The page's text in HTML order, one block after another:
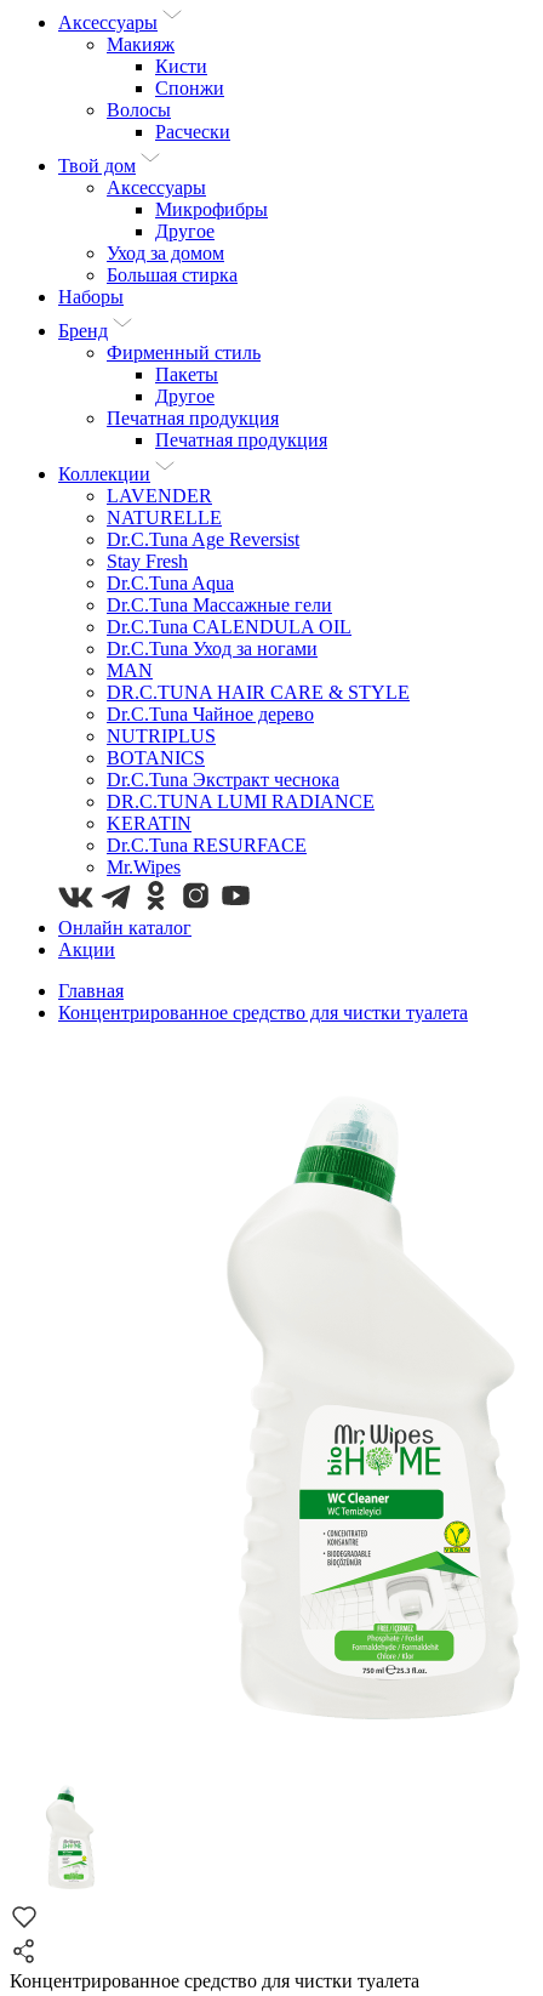
Аксессуары
Макияж
Кисти
Спонжи
Волосы
Расчески
Твой дом
Аксессуары
Микрофибры
Другое
Уход за домом
Большая стирка
Наборы
Бренд
Фирменный стиль
Пакеты
Другое
Печатная продукция
Печатная продукция
Коллекции
LAVENDER
NATURELLE
Dr.C.Tuna Age Reversist
Stay Fresh
Dr.C.Tuna Aqua
Dr.C.Tuna Массажные гели
Dr.C.Tuna CALENDULA OIL
Dr.C.Tuna Уход за ногами
MAN
DR.C.TUNA HAIR CARE & STYLE
Dr.C.Tuna Чайное дерево
NUTRIPLUS
BOTANICS
Dr.C.Tuna Экстракт чеснока
DR.C.TUNA LUMI RADIANCE
KERATIN
Dr.C.Tuna RESURFACE
Mr.Wipes
Онлайн каталог
Акции
Главная
Концентрированное средство для чистки туалета
Концентрированное средство для чистки туалета